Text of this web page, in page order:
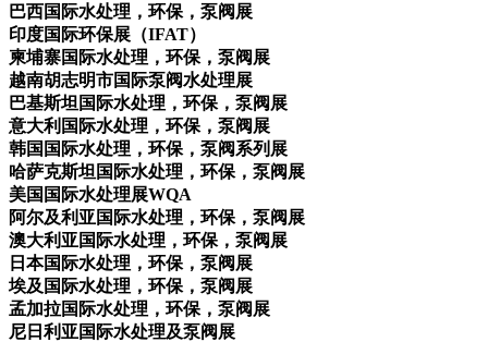
巴西国际水处理，环保，泵阀展
印度国际环保展（IFAT）
柬埔寨国际水处理，环保，泵阀展
越南胡志明市国际泵阀水处理展
巴基斯坦国际水处理，环保，泵阀展
意大利国际水处理，环保，泵阀展
韩国国际水处理，环保，泵阀系列展
哈萨克斯坦国际水处理，环保，泵阀展
美国国际水处理展WQA
阿尔及利亚国际水处理，环保，泵阀展
澳大利亚国际水处理，环保，泵阀展
日本国际水处理，环保，泵阀展
埃及国际水处理，环保，泵阀展
孟加拉国际水处理，环保，泵阀展
尼日利亚国际水处理及泵阀展